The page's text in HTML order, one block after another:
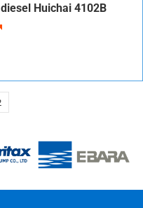
Huichai 4102B